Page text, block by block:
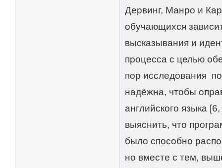
Дервинг, Манро и
обучающихся
высказывания и
процесса с целью
пор исследования
надёжна, чтобы
английского языка
выяснить, что
было способно
но вместе с тем,